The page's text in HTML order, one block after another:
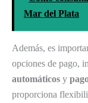
Mar del Plata
Además, es
opciones de pago,
automáticos y
proporciona